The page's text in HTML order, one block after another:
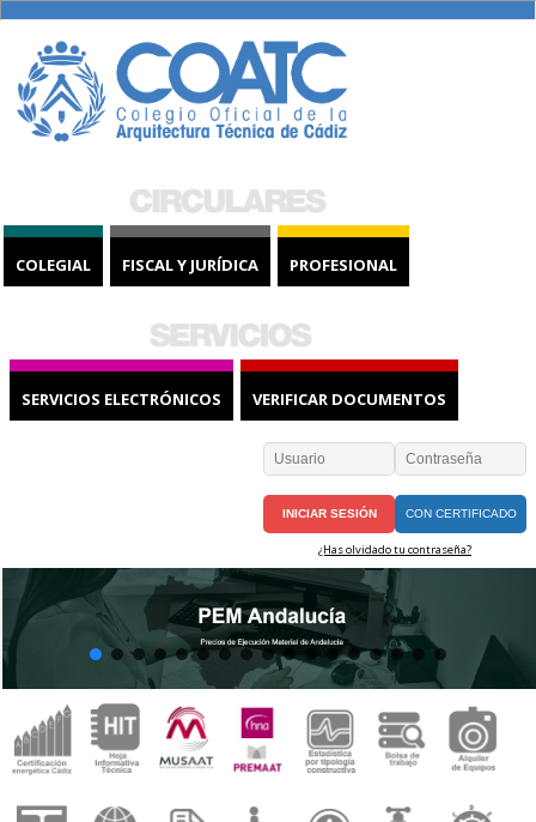
COLEGIAL FISCAL Y JURÍDICA PROFESIONAL
SERVICIOS ELECTRÓNICOS VERIFICAR DOCUMENTOS
CON CERTIFICADO
¿Has olvidado tu contraseña?